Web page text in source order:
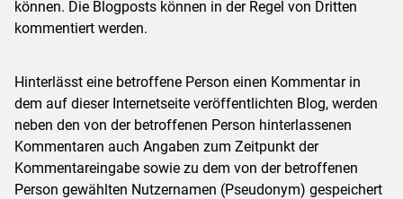
können. Die Blogposts können in der Regel von Dritten
kommentiert werden.
Hinterlässt eine betroffene Person einen Kommentar in
dem auf dieser Internetseite veröffentlichten Blog, werden
neben den von der betroffenen Person hinterlassenen
Kommentaren auch Angaben zum Zeitpunkt der
Kommentareingabe sowie zu dem von der betroffenen
Person gewählten Nutzernamen (Pseudonym) gespeichert